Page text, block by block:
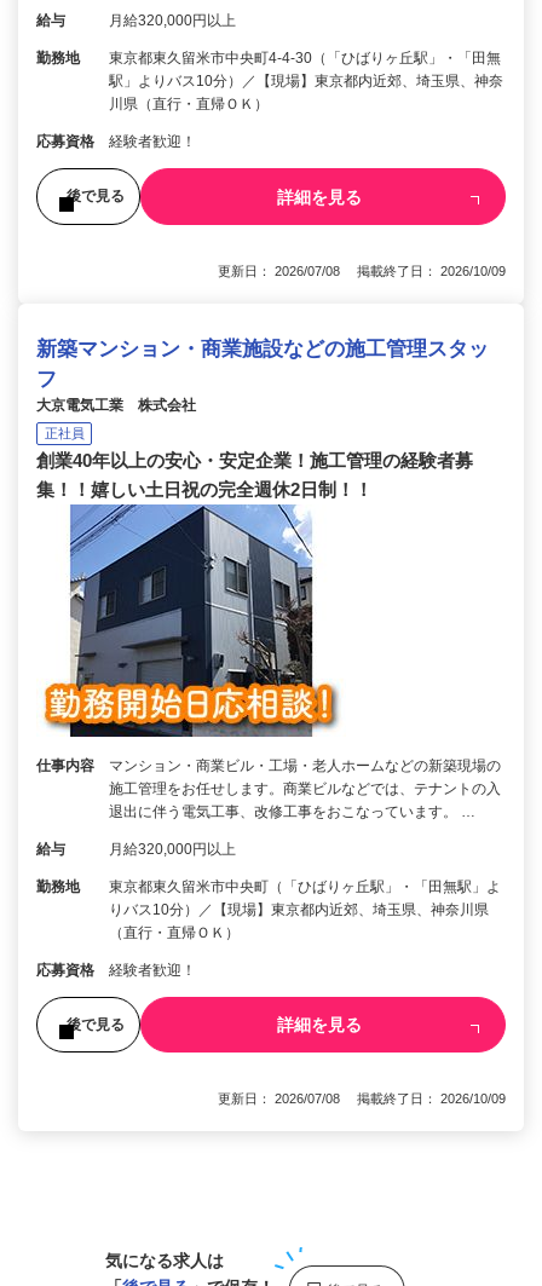
給与 月給320,000円以上
勤務地
東京都東久留米市中央町4-4-30（「ひばりヶ丘駅」・「田無
駅」よりバス10分）／【現場】東京都内近郊、埼玉県、神奈
川県（直行・直帰ＯＫ）
応募資格 経験者歓迎！
後で見る 詳細を見る
更新日： 2026/07/08 掲載終了日： 2026/10/09
新築マンション・商業施設などの施工管理スタッ
フ
大京電気工業 株式会社
正社員
創業40年以上の安心・安定企業！施工管理の経験者募
集！！嬉しい土日祝の完全週休2日制！！
仕事内容
マンション・商業ビル・工場・老人ホームなどの新築現場の
施工管理をお任せします。商業ビルなどでは、テナントの入
退出に伴う電気工事、改修工事をおこなっています。 …
給与 月給320,000円以上
勤務地
東京都東久留米市中央町（「ひばりヶ丘駅」・「田無駅」よ
りバス10分）／【現場】東京都内近郊、埼玉県、神奈川県
（直行・直帰ＯＫ）
応募資格 経験者歓迎！
後で見る 詳細を見る
更新日： 2026/07/08 掲載終了日： 2026/10/09
気になる求人は